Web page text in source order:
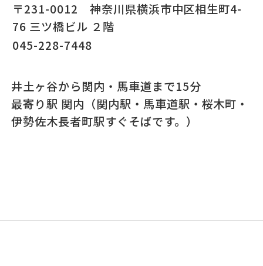
〒231-0012 神奈川県横浜市中区相生町4-
76 三ツ橋ビル ２階
045-228-7448
井土ヶ谷から関内・馬車道まで15分
最寄り駅 関内（関内駅・馬車道駅・桜木町・
伊勢佐木長者町駅すぐそばです。）